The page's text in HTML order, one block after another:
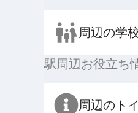
周辺の学
駅周辺お役立ち
周辺のト